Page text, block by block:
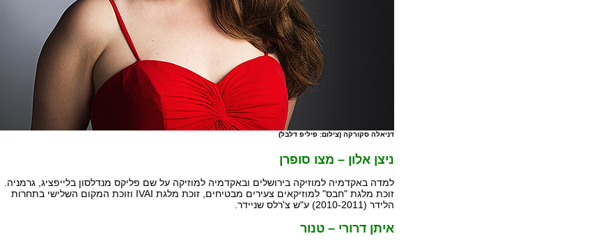
דניאלה סקורקה (צילום: פיליפ דלבל)
ניצן אלון – מצו סופרן
למדה באקדמיה למוזיקה בירושלים ובאקדמיה למוזיקה על שם פליקס מנדלסון בלייפציג, גרמניה.
זוכת מלגת "חבס" למוזיקאים צעירים מבטיחים, זוכת מלגת IVAI וזוכת המקום השלישי בתחרות
הלידר (2010-2011) ע"ש צ'רלס שניידר.
איתן דרורי – טנור